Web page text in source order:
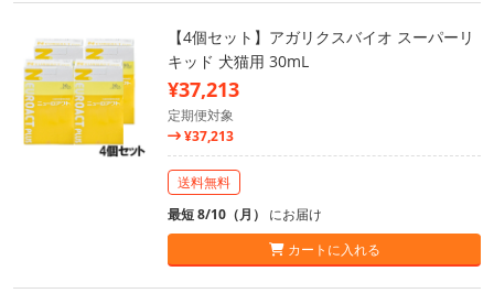
【4個セット】アガリクスバイオ スーパーリ
キッド 犬猫用 30mL
¥37,213
定期便対象
¥37,213
送料無料
最短 8/10（月） にお届け
カートに入れる